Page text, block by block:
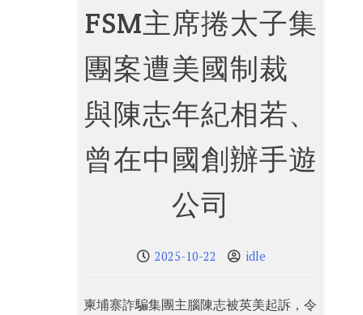
FSM主席捲太子集
團案遭美國制裁
與陳志年紀相若、
曾在中國創辦手遊
公司
2025-10-22 idle
柬埔寨詐騙集團主腦陳志被英美起訴，令